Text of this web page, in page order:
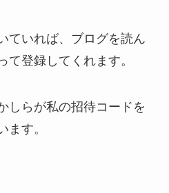
ていれば、ブログを読ん
て登録してくれます。
しらが私の招待コードを
ます。